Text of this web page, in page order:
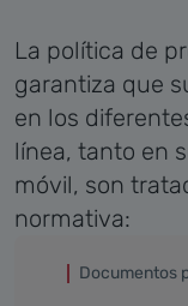
La política de
garantiza que
en los
línea, tanto en
móvil, son
normativa:
Documentos